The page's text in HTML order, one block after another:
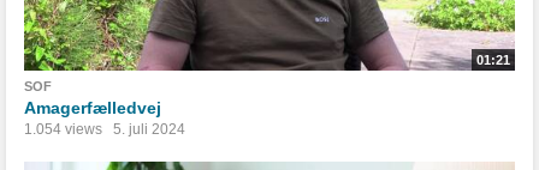
01:21
SOF
Amagerfælledvej
1.054 views 5. juli 2024